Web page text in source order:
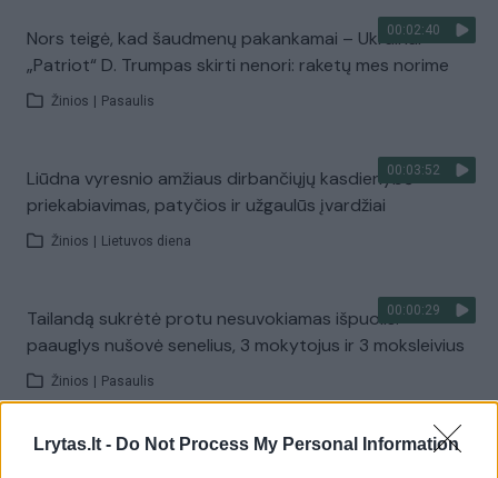
Lrytas.lt - Do Not Process My Personal Information
00:02:40
Nors teigė, kad šaudmenų pakankamai – Ukrainai
„Patriot“ D. Trumpas skirti nenori: raketų mes norime
Žinios Pasaulis
00:03:52
Liūdna vyresnio amžiaus dirbančiųjų kasdienybė –
priekabiavimas, patyčios ir užgaulūs įvardžiai
Žinios Lietuvos diena
00:00:29
Tailandą sukrėtė protu nesuvokiamas išpuolis:
paauglys nušovė senelius, 3 mokytojus ir 3 moksleivius
Žinios Pasaulis
00:02:08
Aukštaitijos pučiamųjų orkestras Nyderlanduose